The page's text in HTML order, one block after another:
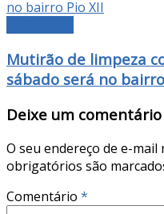
Mutirão de limpeza
sábado será no
Deixe um comentário
O seu endereço de e-mail
obrigatórios são
Comentário *